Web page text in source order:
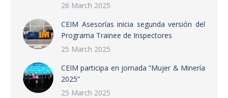
26 March 2025
CEIM Asesorías inicia segunda versión del
Programa Trainee de Inspectores
25 March 2025
CEIM participa en jornada “Mujer & Minería
2025”
25 March 2025